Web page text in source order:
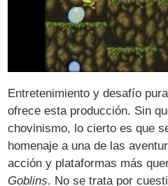
Entretenimiento y desafío
ofrece esta producción. Sin
chovinismo, lo cierto es que
homenaje a una de las
acción y plataformas más
Goblins. No se trata por